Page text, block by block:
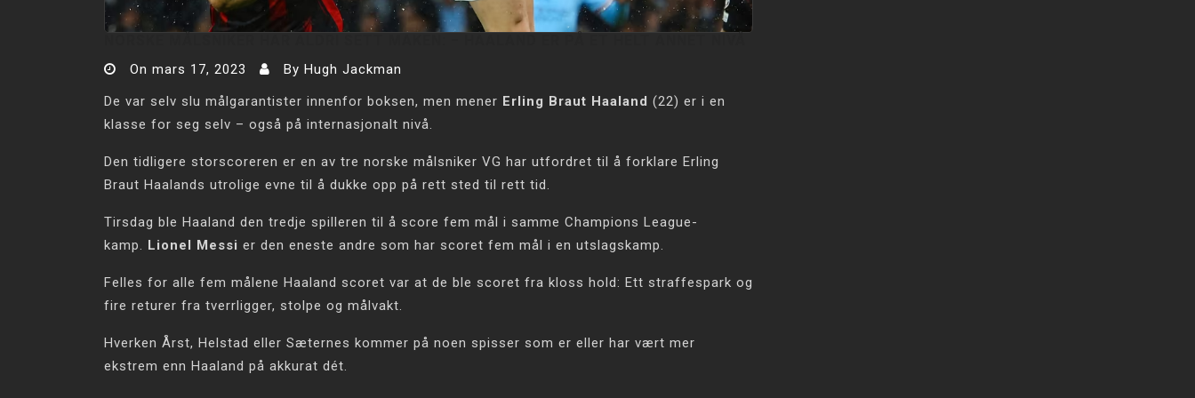
On mars 17, 2023 By Hugh Jackman
De var selv slu målgarantister innenfor boksen, men mener Erling Braut Haaland (22) er i en
klasse for seg selv – også på internasjonalt nivå.
Den tidligere storscoreren er en av tre norske målsniker VG har utfordret til å forklare Erling
Braut Haalands utrolige evne til å dukke opp på rett sted til rett tid.
Tirsdag ble Haaland den tredje spilleren til å score fem mål i samme Champions League-
kamp. Lionel Messi er den eneste andre som har scoret fem mål i en utslagskamp.
Felles for alle fem målene Haaland scoret var at de ble scoret fra kloss hold: Ett straffespark og
fire returer fra tverrligger, stolpe og målvakt.
Hverken Årst, Helstad eller Sæternes kommer på noen spisser som er eller har vært mer
ekstrem enn Haaland på akkurat dét.